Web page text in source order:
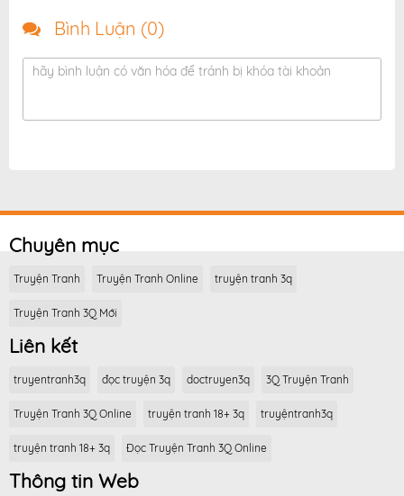
Bình Luận (0)
hãy bình luận có văn hóa để tránh bị khóa tài khoản
Chuyên mục
Truyện Tranh Truyện Tranh Online truyện tranh 3q
Truyện Tranh 3Q Mới
Liên kết
truyentranh3q đọc truyện 3q doctruyen3q 3Q Truyện Tranh
Truyện Tranh 3Q Online truyện tranh 18+ 3q truyệntranh3q
truyện tranh 18+ 3q Đọc Truyện Tranh 3Q Online
Thông tin Web